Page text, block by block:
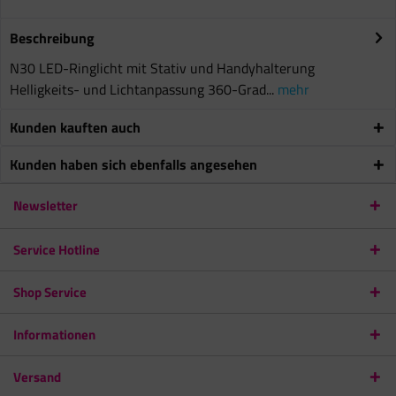
Beschreibung
N30 LED-Ringlicht mit Stativ und Handyhalterung
Helligkeits- und Lichtanpassung 360-Grad... mehr
Kunden kauften auch
Kunden haben sich ebenfalls angesehen
Newsletter
Service Hotline
Shop Service
Informationen
Versand